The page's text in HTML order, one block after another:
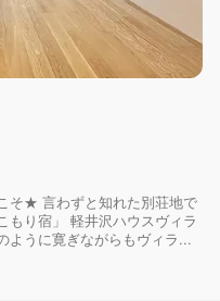
そ★ 言わずと知れた別荘地で
もり宿」 軽井沢ハウスヴィラ
ように寛ぎながらもヴィラ...